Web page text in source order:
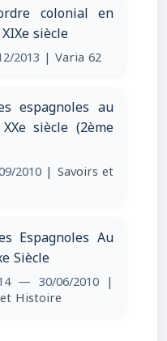
colonial en
siècle
2013 | Varia 62
espagnoles au
siècle (2ème
2010 | Savoirs et
Espagnoles Au
Siècle
— 30/06/2010 |
Histoire